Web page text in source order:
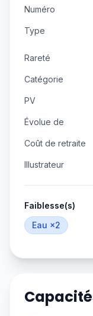
Numéro
Type
Rareté
Catégorie
PV
Évolue de
Coût de retraite
Illustrateur
Faiblesse(s)
Eau ×2